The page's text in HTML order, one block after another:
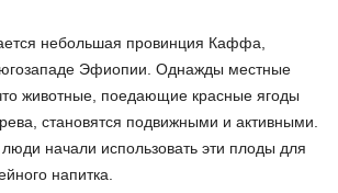
небольшая провинция Каффа,
Эфиопии. Однажды местные
животные, поедающие красные ягоды
становятся подвижными и активными.
начали использовать эти плоды для
напитка.